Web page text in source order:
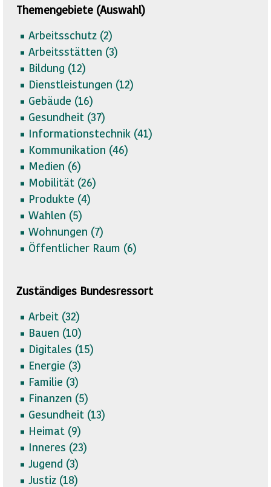
Themengebiete (Auswahl)
Arbeitsschutz (2)
Arbeitsstätten (3)
Bildung (12)
Dienstleistungen (12)
Gebäude (16)
Gesundheit (37)
Informationstechnik (41)
Kommunikation (46)
Medien (6)
Mobilität (26)
Produkte (4)
Wahlen (5)
Wohnungen (7)
Öffentlicher Raum (6)
Zuständiges Bundesressort
Arbeit (32)
Bauen (10)
Digitales (15)
Energie (3)
Familie (3)
Finanzen (5)
Gesundheit (13)
Heimat (9)
Inneres (23)
Jugend (3)
Justiz (18)